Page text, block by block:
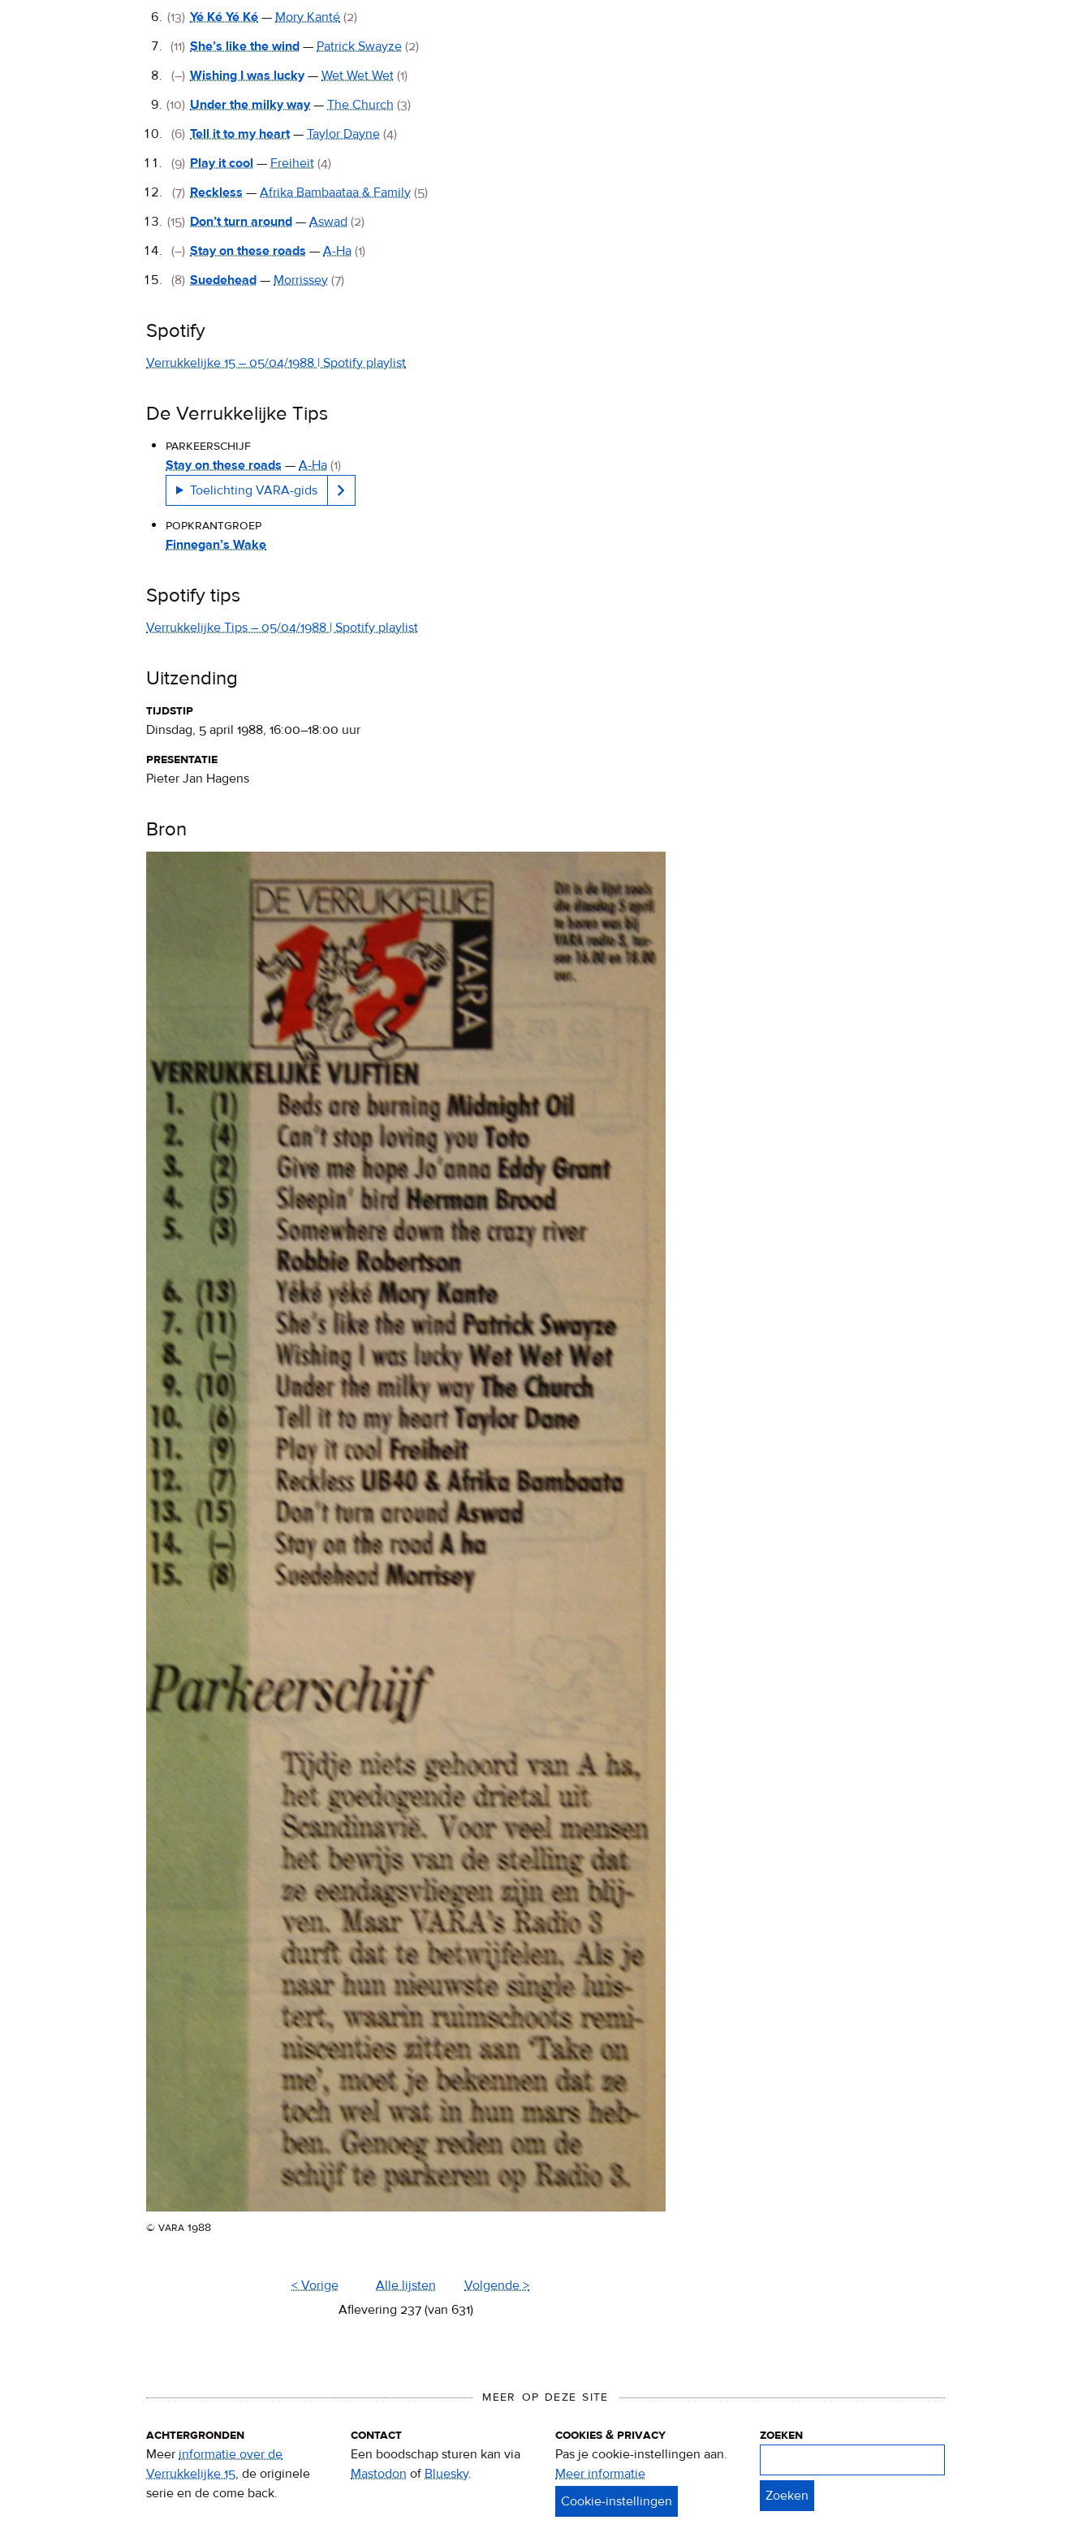
(13) Yé Ké Yé Ké — Mory Kanté (2)
(11) She’s like the wind — Patrick Swayze (2)
(–) Wishing I was lucky— Wet Wet Wet (1)
(10) Under the milky way— The Church (3)
(6) Tell it to my heart— Taylor Dayne (4)
(9) Play it cool — Freiheit (4)
(7) Reckless — Afrika Bambaataa & Family (5)
(15) Don’t turn around — Aswad (2)
(–) Stay on these roads — A-Ha (1)
(8) Suedehead — Morrissey (7)
Spotify
Verrukkelijke 15 – 05/04/1988 | Spotify playlist
De Verrukkelijke Tips
parkeerschijf
Stay on these roads — A-Ha (1)
Toelichting VARA-gids
popkrantgroep
Finnegan’s Wake
Spotify tips
Verrukkelijke Tips – 05/04/1988 | Spotify playlist
Uitzending
tijdstip
dinsdag, 5 april 1988, 16:00–18:00 uur
presentatie
Pieter Jan Hagens
Bron
© vara 1988
< Vorige Alle lijsten
Volgende >
Aflevering 237 (van 631)
MEER OP DEZE SITE
achtergronden
Meer informatie over de
Verrukkelijke 15, de originele
serie en de come back.
contact
Een boodschap sturen kan via
Mastodon of Bluesky.
cookies & privacy
Pas je cookie-instellingen aan.
Meer informatie
&
zoeken